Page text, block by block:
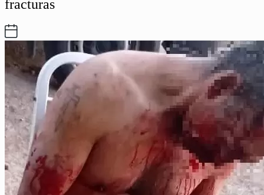
fracturas